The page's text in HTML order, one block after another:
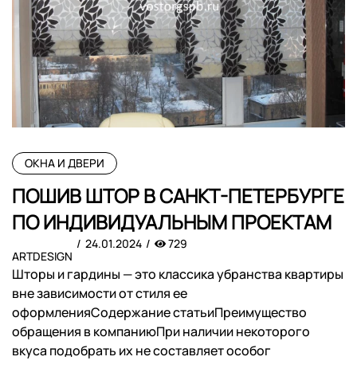
ОКНА И ДВЕРИ
ПОШИВ ШТОР В САНКТ-ПЕТЕРБУРГЕ
ПО ИНДИВИДУАЛЬНЫМ ПРОЕКТАМ
ARTDESIGN
24.01.2024 729
Шторы и гардины — это классика убранства квартиры
вне зависимости от стиля ее
оформленияСодержание статьиПреимущество
обращения в компаниюПри наличии некоторого
вкуса подобрать их не составляет особог